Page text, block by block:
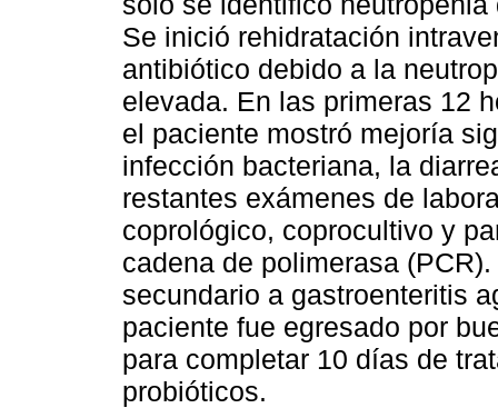
Se inició rehidratación
antibiótico debido a la
elevada. En las primeras 12
el paciente mostró mejoría
infección bacteriana, la
restantes exámenes de
coprológico, coprocultivo y
cadena de polimerasa
secundario a gastroenteritis
paciente fue egresado por
para completar 10 días de
probióticos.